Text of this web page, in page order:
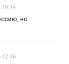
19:14
но
12:46